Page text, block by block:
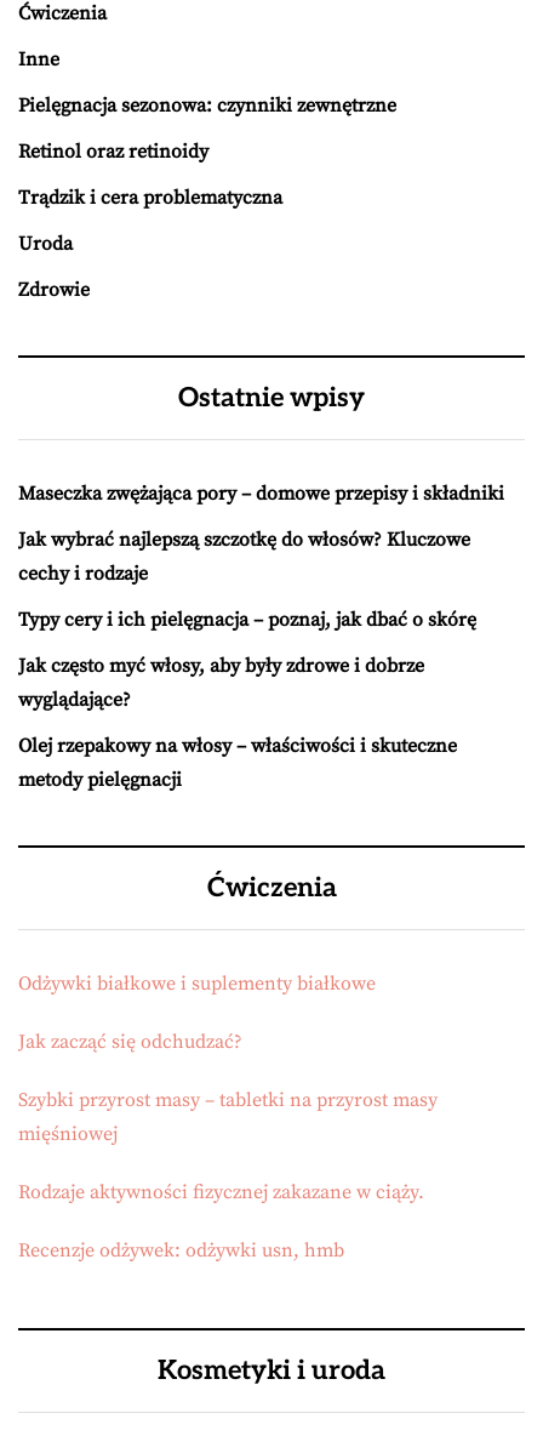
Ćwiczenia
Inne
Pielęgnacja sezonowa: czynniki zewnętrzne
Retinol oraz retinoidy
Trądzik i cera problematyczna
Uroda
Zdrowie
Ostatnie wpisy
Maseczka zwężająca pory – domowe przepisy i składniki
Jak wybrać najlepszą szczotkę do włosów? Kluczowe
cechy i rodzaje
Typy cery i ich pielęgnacja – poznaj, jak dbać o skórę
Jak często myć włosy, aby były zdrowe i dobrze
wyglądające?
Olej rzepakowy na włosy – właściwości i skuteczne
metody pielęgnacji
Ćwiczenia
Odżywki białkowe i suplementy białkowe
Jak zacząć się odchudzać?
Szybki przyrost masy – tabletki na przyrost masy
mięśniowej
Rodzaje aktywności fizycznej zakazane w ciąży.
Recenzje odżywek: odżywki usn, hmb
Kosmetyki i uroda